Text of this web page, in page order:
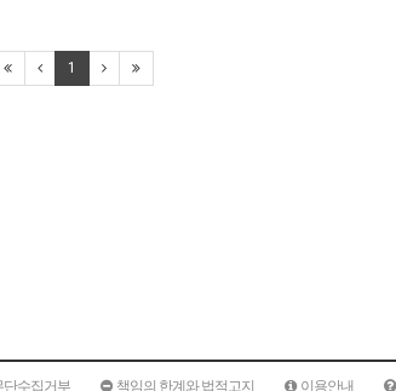
1
단수집거부 책임의 한계와 법적고지 이용안내